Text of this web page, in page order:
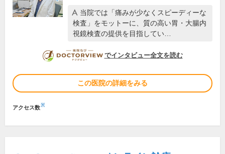
当院では「痛みが少なくスピーディーな
検査」をモットーに、質の高い胃・大腸内
視鏡検査の提供を目指してい…
DOCTORVIEW
でインタビュー全文を読む
この医院の詳細をみる
アクセス数※